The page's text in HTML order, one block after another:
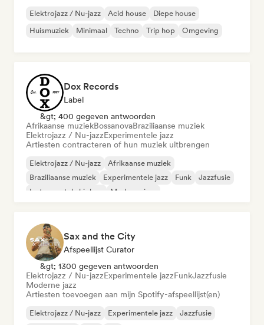
Elektrojazz / Nu-jazz Acid house
Diepe house
Huismuziek
Minimaal Techno Trip hop Omgeving
Dox Records
Label
&gt; 400 gegeven antwoorden
Afrikaanse muziekBossanovaBraziliaanse muziek
Elektrojazz / Nu-jazzExperimentele jazz
Artiesten contracteren of hun muziek uitbrengen
Elektrojazz / Nu-jazz
Afrikaanse muziek
Braziliaanse muziek
Experimentele jazz Funk
Jazzfusie
Instrumentale hiphop
Moderne jazz
Sax and the City
Afspeellijst Curator
&gt; 1300 gegeven antwoorden
Elektrojazz / Nu-jazzExperimentele jazzFunkJazzfusie
Moderne jazz
Artiesten toevoegen aan mijn Spotify-afspeellijst(en)
Elektrojazz / Nu-jazz Experimentele jazz
Jazzfusie